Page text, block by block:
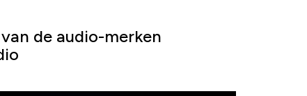
de audio-merken